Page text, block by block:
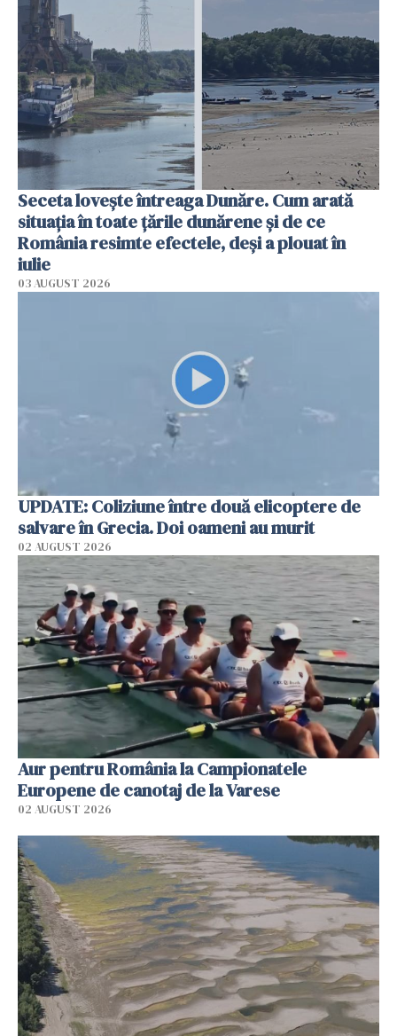
Seceta lovește întreaga Dunăre. Cum arată
situația în toate țările dunărene și de ce
România resimte efectele, deși a plouat în
iulie
03 AUGUST 2026
UPDATE: Coliziune între două elicoptere de
salvare în Grecia. Doi oameni au murit
02 AUGUST 2026
Aur pentru România la Campionatele
Europene de canotaj de la Varese
02 AUGUST 2026